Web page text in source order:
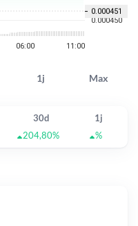
1j Max
30d
1j
204,80% %